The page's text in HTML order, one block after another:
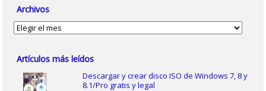
Archivos
Archivos
Artículos más leídos
Descargar y crear disco ISO de Windows 7, 8 y
8.1/Pro gratis y legal